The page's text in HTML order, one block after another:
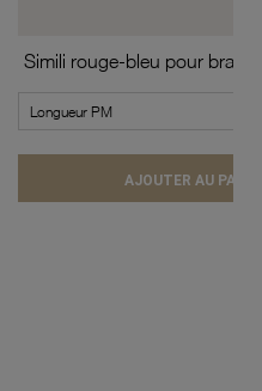
AJOUTER AU